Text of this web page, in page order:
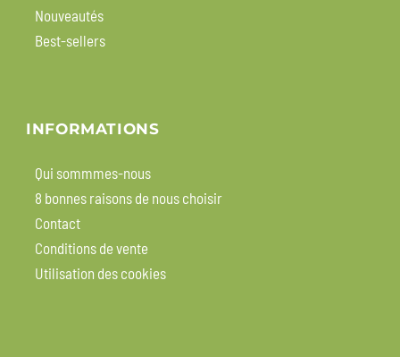
Nouveautés
Best-sellers
INFORMATIONS
Qui sommmes-nous
8 bonnes raisons de nous choisir
Contact
Conditions de vente
Utilisation des cookies